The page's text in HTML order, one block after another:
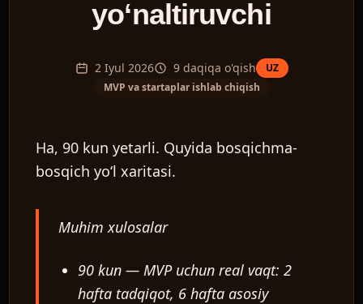
yo‘naltiruvchi
2 Iyul 2026 9 daqiqa o'qish
UZ
MVP va startaplar ishlab chiqish
Ha, 90 kun yetarli. Quyida bosqichma-
bosqich yo‘l xaritasi.
Muhim xulosalar
90 kun — MVP uchun real vaqt: 2
hafta tadqiqot, 6 hafta asosiy